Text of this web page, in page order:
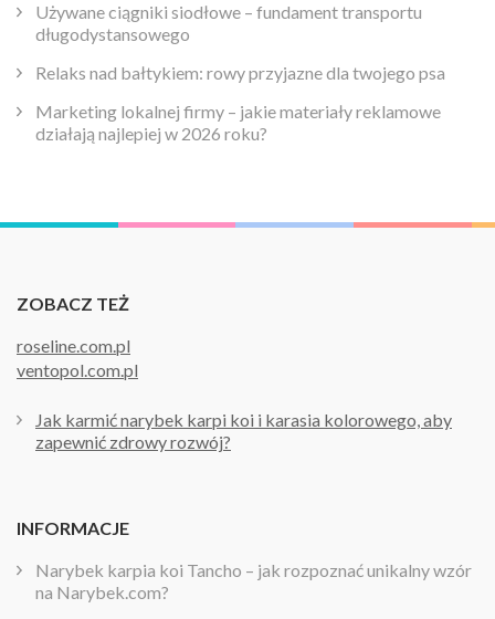
Używane ciągniki siodłowe – fundament transportu
długodystansowego
Relaks nad bałtykiem: rowy przyjazne dla twojego psa
Marketing lokalnej firmy – jakie materiały reklamowe
działają najlepiej w 2026 roku?
ZOBACZ TEŻ
roseline.com.pl
ventopol.com.pl
Jak karmić narybek karpi koi i karasia kolorowego, aby
zapewnić zdrowy rozwój?
INFORMACJE
Narybek karpia koi Tancho – jak rozpoznać unikalny wzór
na Narybek.com?